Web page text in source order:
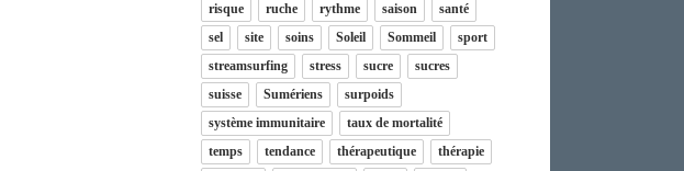
risque
ruche rythme saison
santé
sel
site soins Soleil Sommeil
sport
streamsurfing
stress sucre
sucres
suisse
Sumériens
surpoids
système immunitaire
taux de mortalité
temps
tendance thérapeutique
thérapie